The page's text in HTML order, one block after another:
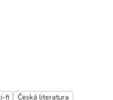
fi Česká literatura